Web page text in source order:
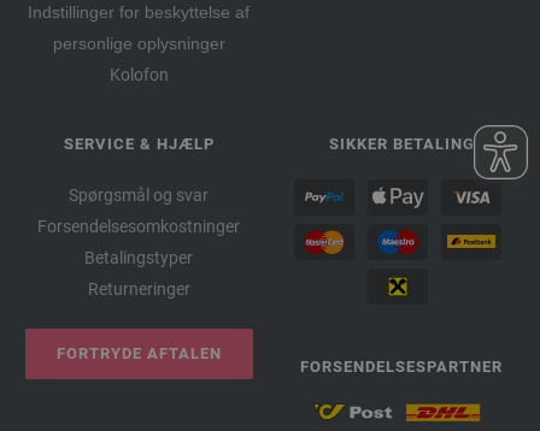
Indstillinger for beskyttelse af
personlige oplysninger
Kolofon
SERVICE & HJÆLP
Spørgsmål og svar
Forsendelsesomkostninger
Betalingstyper
Returneringer
FORTRYDE AFTALEN
SIKKER BETALING
FORSENDELSESPARTNER